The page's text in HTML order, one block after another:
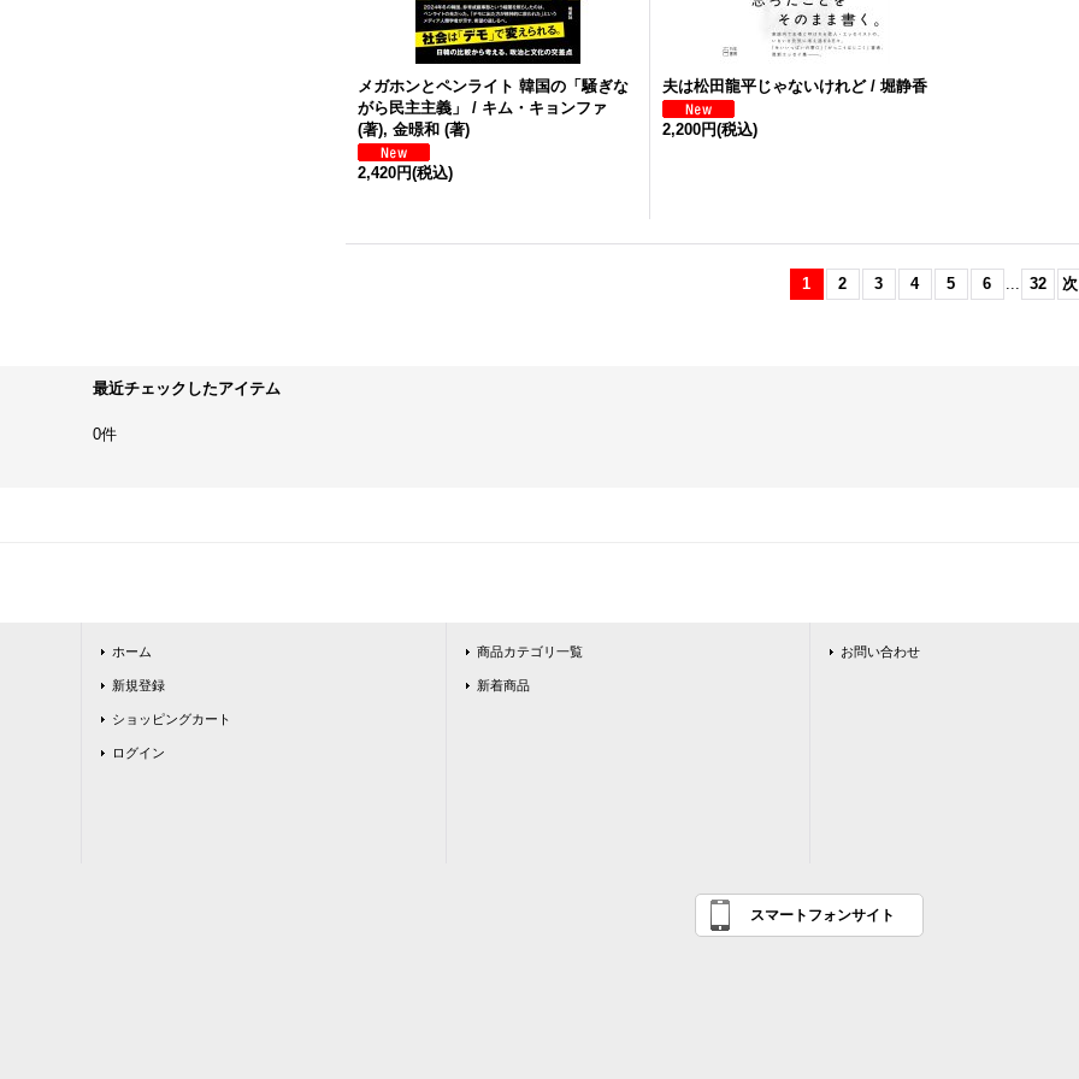
メガホンとペンライト 韓国の「騒ぎな
がら民主主義」 / キム・キョンファ
(著), 金暻和 (著)
2,420円(税込)
夫は松田龍平じゃないけれど / 堀静香
2,200円(税込)
1 2 3 4 5 6 ... 32 次
最近チェックしたアイテム
0件
ホーム
新規登録
ショッピングカート
ログイン
商品カテゴリ一覧
新着商品
お問い合わせ
スマートフォンサイト